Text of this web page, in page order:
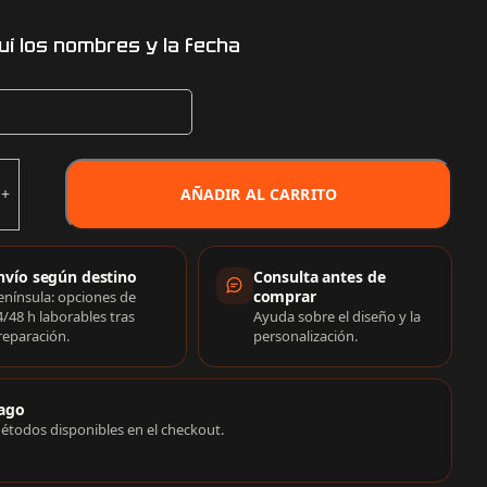
los nombres y la fecha
AÑADIR AL CARRITO
de compra
según destino
opciones de
48 h laborables tras
Consulta antes de
comprar
Ayuda sobre el diseño y la
personalización.
disponibles en el checkout.